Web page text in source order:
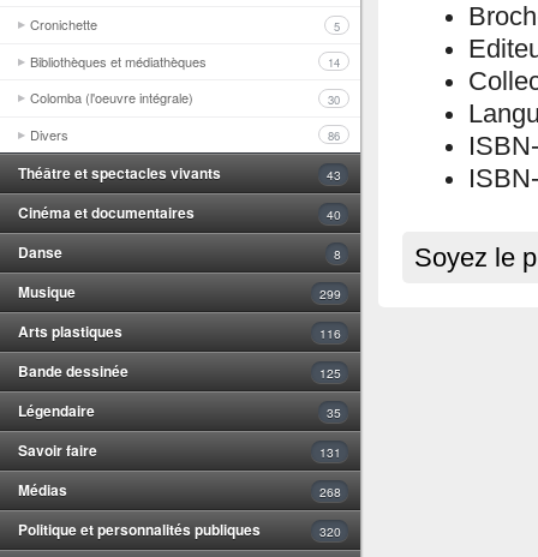
Cronichette 5
Bibliothèques et médiathèques 14
Colomba (l'oeuvre intégrale) 30
Divers 86
Théâtre et spectacles vivants 43
Cinéma et documentaires 40
Danse 8
Musique 299
Arts plastiques 116
Bande dessinée 125
Légendaire 35
Savoir faire 131
Médias 268
Politique et personnalités publiques 320
Soyez le